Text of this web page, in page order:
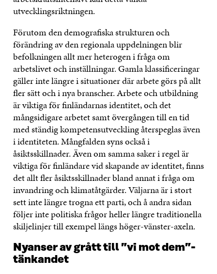
utvecklingsriktningen.
Förutom den demografiska strukturen och
förändring av den regionala uppdelningen blir
befolkningen allt mer heterogen i fråga om
arbetslivet och inställningar. Gamla klassificeringar
gäller inte längre i situationer där arbete görs på allt
fler sätt och i nya branscher. Arbete och utbildning
är viktiga för finländarnas identitet, och det
mångsidigare arbetet samt övergången till en tid
med ständig kompetensutveckling återspeglas även
i identiteten. Mångfalden syns också i
åsiktsskillnader. Även om samma saker i regel är
viktiga för finländare vid skapande av identitet, finns
det allt fler åsiktsskillnader bland annat i fråga om
invandring och klimatåtgärder. Väljarna är i stort
sett inte längre trogna ett parti, och å andra sidan
följer inte politiska frågor heller längre traditionella
skiljelinjer till exempel längs höger-vänster-axeln.
Nyanser av grått till ”vi mot dem”-
tänkandet